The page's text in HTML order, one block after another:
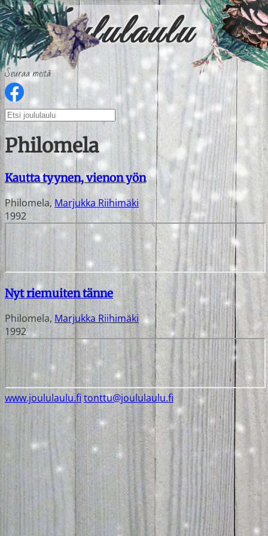
Seuraa meitä
Philomela
Kautta tyynen, vienon yön
Philomela, Marjukka Riihimäki
1992
Nyt riemuiten tänne
Philomela,Marjukka Riihimäki
1992
www.joululaulu.fi tonttu@joululaulu.fi